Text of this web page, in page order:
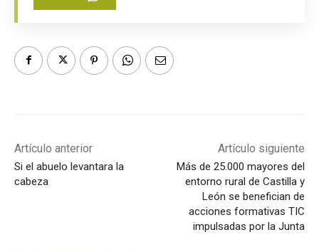
Artículo anterior
Si el abuelo levantara la
cabeza
Artículo siguiente
Más de 25.000 mayores del
entorno rural de Castilla y
León se benefician de
acciones formativas TIC
impulsadas por la Junta